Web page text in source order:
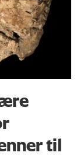
til